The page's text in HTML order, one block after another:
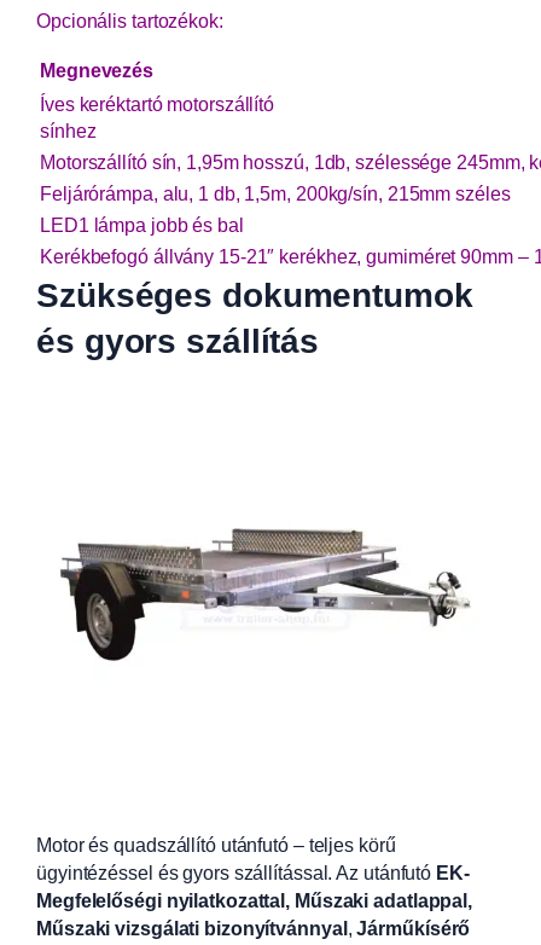
Opcionális tartozékok:
Megnevezés
Íves keréktartó motorszállító
sínhez
Motorszállító sín, 1,95m hosszú, 1db, szélessége 245mm,
Feljárórámpa, alu, 1 db, 1,5m, 200kg/sín, 215mm széles
LED1 lámpa jobb és bal
Kerékbefogó állvány 15-21″ kerékhez, gumiméret 90mm
Szükséges dokumentumok
és gyors szállítás
Motor és quadszállító utánfutó – teljes körű
ügyintézéssel és gyors szállítással. Az utánfutó EK-
Megfelelőségi nyilatkozattal, Műszaki adatlappal,
Műszaki vizsgálati bizonyítvánnyal ,Járműkísérő